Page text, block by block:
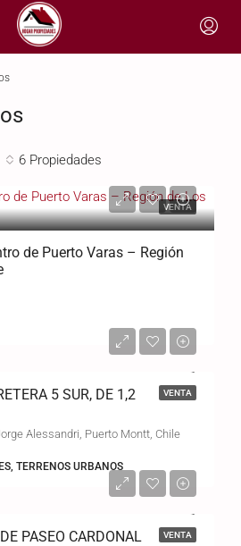
6 Propiedades
VENTA
de Puerto Varas – Región
VENTA
5 SUR, DE 1,2
Alessandri, Puerto Montt, Chile
TERRENOS URBANOS
VENTA
PASEO CARDONAL